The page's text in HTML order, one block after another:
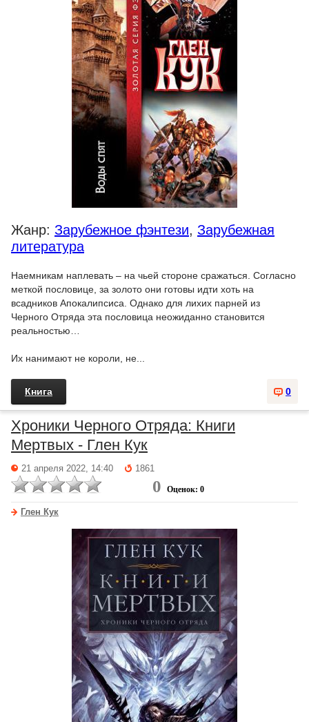
Жанр: Зарубежное фэнтези, Зарубежная
литература
Наемникам наплевать – на чьей стороне сражаться. Согласно
меткой пословице, за золото они готовы идти хоть на
всадников Апокалипсиса. Однако для лихих парней из
Черного Отряда эта пословица неожиданно становится
реальностью…
Их нанимают не короли, не...
0
Книга
Хроники Черного Отряда: Книги
Мертвых - Глен Кук
21 апреля 2022, 14:40 1861
0 Оценок: 0
Глен Кук